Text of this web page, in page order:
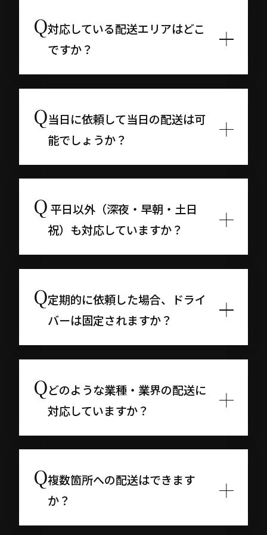
対応している配送エリアはどこ
ですか？
当日に依頼して当日の配送は可
能でしょうか？
平日以外（深夜・早朝・土日
祝）も対応していますか？
定期的に依頼した場合、ドライ
バーは固定されますか？
どのような業種・業界の配送に
対応していますか？
複数箇所への配送はできます
か？